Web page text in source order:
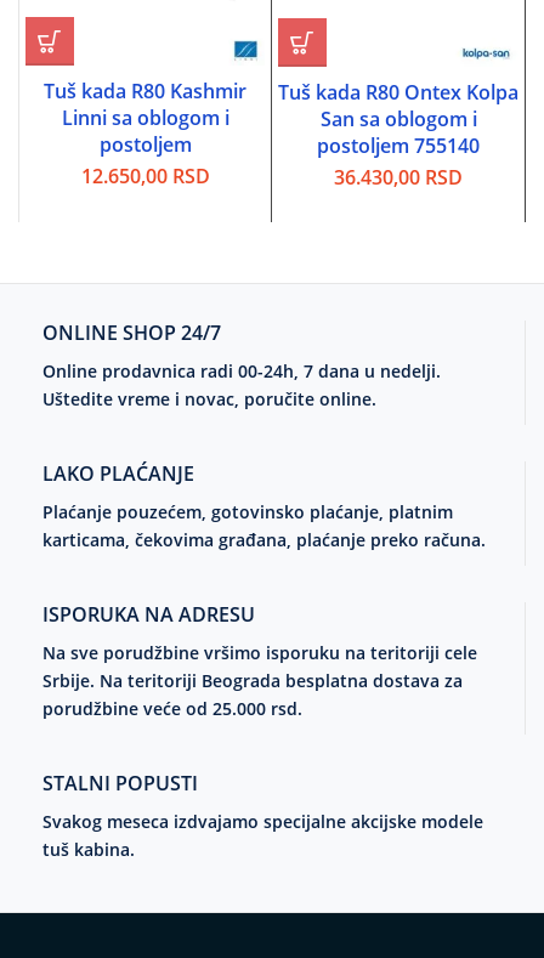
Tuš kada R80 Kashmir
Linni sa oblogom i
postoljem
12.650,00 RSD
Tuš kada R80 Ontex Kolpa
San sa oblogom i
postoljem 755140
36.430,00 RSD
ONLINE SHOP 24/7
Online prodavnica radi 00-24h, 7 dana u nedelji.
Uštedite vreme i novac, poručite online.
LAKO PLAĆANJE
Plaćanje pouzećem, gotovinsko plaćanje, platnim
karticama, čekovima građana, plaćanje preko računa.
ISPORUKA NA ADRESU
Na sve porudžbine vršimo isporuku na teritoriji cele
Srbije. Na teritoriji Beograda besplatna dostava za
porudžbine veće od 25.000 rsd.
STALNI POPUSTI
Svakog meseca izdvajamo specijalne akcijske modele
tuš kabina.